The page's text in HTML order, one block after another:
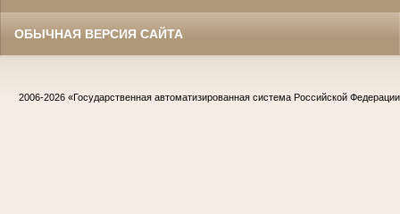
ОБЫЧНАЯ ВЕРСИЯ САЙТА
2006-2026 «Государственная автоматизированная система Российской